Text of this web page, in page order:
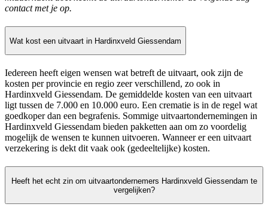
contact met je op.
Wat kost een uitvaart in Hardinxveld Giessendam
Iedereen heeft eigen wensen wat betreft de uitvaart, ook zijn de
kosten per provincie en regio zeer verschillend, zo ook in
Hardinxveld Giessendam. De gemiddelde kosten van een uitvaart
ligt tussen de 7.000 en 10.000 euro. Een crematie is in de regel wat
goedkoper dan een begrafenis. Sommige uitvaartondernemingen in
Hardinxveld Giessendam bieden pakketten aan om zo voordelig
mogelijk de wensen te kunnen uitvoeren. Wanneer er een uitvaart
verzekering is dekt dit vaak ook (gedeeltelijke) kosten.
Heeft het echt zin om uitvaartondernemers Hardinxveld Giessendam te
vergelijken?